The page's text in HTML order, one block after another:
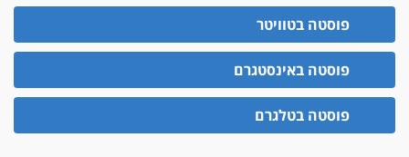
הדין למשמעת
האופנוע חזר הביתה
עו"ד גיל פרידמן והרפתקאות אופנוע השטח שלו
הזכות לטנף
זוכה עורך-דין שהשווה את ברק לסינוואר ואת
פוסטה בטוויטר
פוסטה באינסטגרם
פוסטה בטלגרם